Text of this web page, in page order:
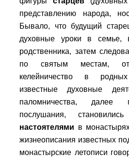
представлению народа,
Бывало, что будущий
духовные уроки в семье,
родственника, затем
по святым местам,
келейничество в
известные духовные
паломничества, далее
послушания,
настоятелями в
жизнеописания известных
монастырские летописи